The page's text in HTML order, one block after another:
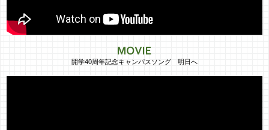
開学40周年記念キャンパスソング 明日へ